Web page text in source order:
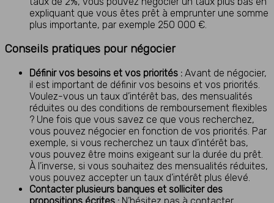
expliquant que vous êtes prêt à emprunter une somme
plus importante, par exemple 250 000 €.
Conseils pratiques pour négocier
Définir vos besoins et vos priorités : Avant de négocier,
il est important de définir vos besoins et vos priorités.
Voulez-vous un taux d’intérêt bas, des mensualités
réduites ou des conditions de remboursement flexibles
? Une fois que vous savez ce que vous recherchez,
vous pouvez négocier en fonction de vos priorités. Par
exemple, si vous recherchez un taux d’intérêt bas,
vous pouvez être moins exigeant sur la durée du prêt.
À l’inverse, si vous souhaitez des mensualités réduites,
vous pouvez accepter un taux d’intérêt plus élevé.
Contacter plusieurs banques et solliciter des